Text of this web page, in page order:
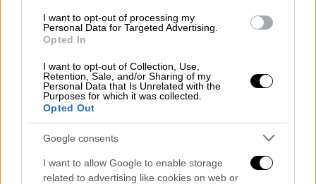
I want to opt-out of processing my
Personal Data for Targeted Advertising.
Opted In
I want to opt-out of Collection, Use,
Retention, Sale, and/or Sharing of my
Personal Data that Is Unrelated with the
Purposes for which it was collected.
Opted Out
Google consents
I want to allow Google to enable storage
related to advertising like cookies on web or
ΑΛΛΑ #TAGS
Survivor 4
Σάκης Κατσούλης
Μαριαλένα Ρουμελιώτη
Γιώργος Ασημακόπουλος